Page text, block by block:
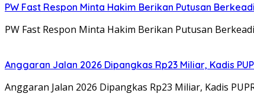
PW Fast Respon Minta Hakim Berikan Putusan
PW Fast Respon Minta Hakim Berikan Putusan
Anggaran Jalan 2026 Dipangkas Rp23 Miliar, Kadis
Anggaran Jalan 2026 Dipangkas Rp23 Miliar, Kadis